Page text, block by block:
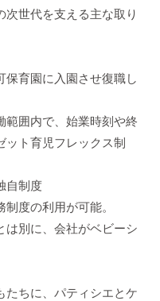
次世代を支える主な取り
保育園に入園させ復職し
範囲内で、始業時刻や終
ト育児フレックス制
自制度
度の利用が可能。
は別に、会社がベビーシ
たちに、パティシエとケ